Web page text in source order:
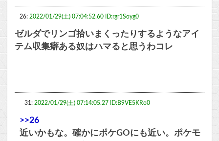
26: 2022/01/29(土) 07:04:52.60 ID:rgr1Soyg0
ゼルダでリンゴ拾いまくったりするようなアイ
テム収集癖ある奴はハマると思うわコレ
31: 2022/01/29(土) 07:14:05.27 ID:B9VE5KRo0
>>26
近いかもな。確かにポケGOにも近い。ポケモ